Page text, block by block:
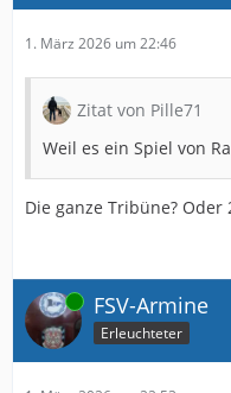
1. März 2026 um 22:46
Zitat von Pille71
Weil es ein Spiel von
Die ganze Tribüne? Oder
Online FSV-Armine
Erleuchteter